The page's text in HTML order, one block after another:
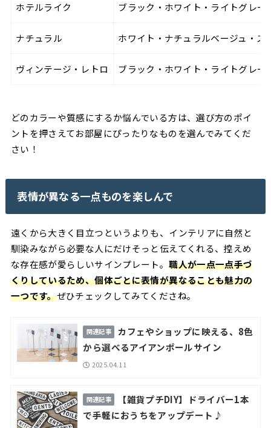
ホテルライク ブラック・ホワイト・ライトグレー
ナチュラル ホワイト・ナチュラルベージュ・
ヴィンテージ・レトロ ブラック・ホワイト・ライトグレ
どのカラーや質感にするか悩んでいる方は、選び方のポイ
ントを押さえてお部屋にぴったりなものを選んでみてくだ
さい！
表情が異なる一点ものを楽しんで
遠くから大きく目立つというよりも、インテリアに自然と
馴染みながら必要な人にだけそっと伝えてくれる、控えめ
な存在感が愛らしいサインプレート。職人が一点一点手づ
くりしているため、個体ごとに表情が異なることも魅力の
一つです。ぜひチェックしてみてくださね。
カフェやショップに映える、8色
から選べるアイアンポールサイン
2025.04.11
【雑貨プチDIY】ドライバー1本
で手軽におうちをアップデート♪